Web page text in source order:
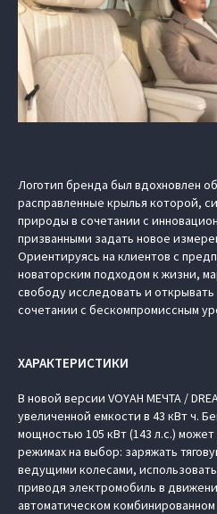
Логотип бренда был вдохновлен
расправленные крылья которой,
природы в сочетании с
призванными задать новое
Ориентируясь на клиентов с
новаторским подходом к жизни,
свободу исследовать и открывать
сочетании с бескомпромиссным
ХАРАКТЕРИСТИКИ
В новой версии VOYAH МЕЧТА /
увеличенной емкости в 43 кВт ч.
мощностью 105 кВт (143 л.с.)
режимах на выбор: заряжать
ведущими колесами,
приводя электромобиль в
автоматическом